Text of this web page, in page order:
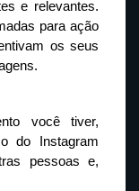
e relevantes.
para ação
os seus
você tiver,
do Instagram
pessoas e,